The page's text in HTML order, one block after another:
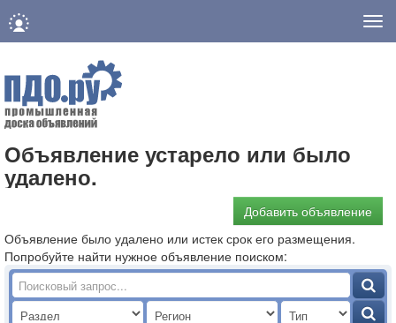
Объявление устарело или было
удалено.
Добавить объявление
Объявление было удалено или истек срок его размещения.
Попробуйте найти нужное объявление поиском: